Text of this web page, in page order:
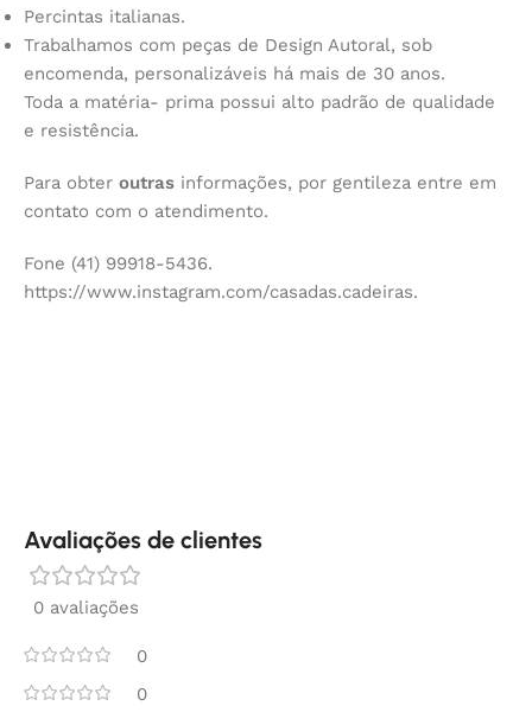
Percintas italianas.
Trabalhamos com peças de Design Autoral, sob
encomenda, personalizáveis há mais de 30 anos.
Toda a matéria- prima possui alto padrão de qualidade
e resistência.
Para obter outras informações, por gentileza entre em
contato com o atendimento.
Fone (41) 99918-5436.
https://www.instagram.com/casadas.cadeiras.
Avaliações de clientes
0 avaliações
0
0